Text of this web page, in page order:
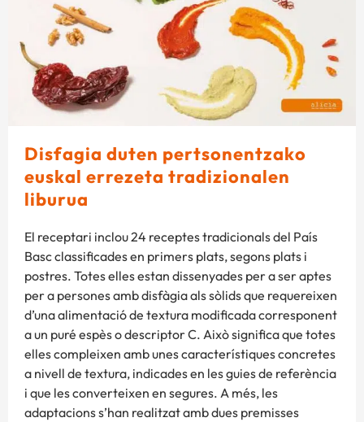
Disfagia duten pertsonentzako
euskal errezeta tradizionalen
liburua
El receptari inclou 24 receptes tradicionals del País
Basc classificades en primers plats, segons plats i
postres. Totes elles estan dissenyades per a ser aptes
per a persones amb disfàgia als sòlids que requereixen
d’una alimentació de textura modificada corresponent
a un puré espès o descriptor C. Això significa que totes
elles compleixen amb unes característiques concretes
a nivell de textura, indicades en les guies de referència
i que les converteixen en segures. A més, les
adaptacions s’han realitzat amb dues premisses